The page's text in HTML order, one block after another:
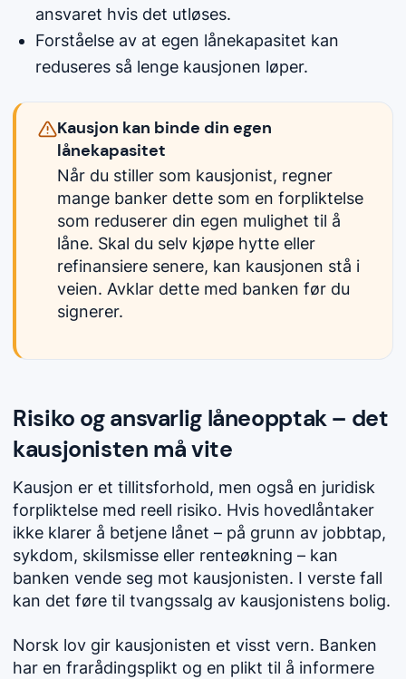
ansvaret hvis det utløses.
Forståelse av at egen lånekapasitet kan
reduseres så lenge kausjonen løper.
Kausjon kan binde din egen
lånekapasitet
Når du stiller som kausjonist, regner
mange banker dette som en forpliktelse
som reduserer din egen mulighet til å
låne. Skal du selv kjøpe hytte eller
refinansiere senere, kan kausjonen stå i
veien. Avklar dette med banken før du
signerer.
Risiko og ansvarlig låneopptak – det
kausjonisten må vite
Kausjon er et tillitsforhold, men også en juridisk
forpliktelse med reell risiko. Hvis hovedlåntaker
ikke klarer å betjene lånet – på grunn av jobbtap,
sykdom, skilsmisse eller renteøkning – kan
banken vende seg mot kausjonisten. I verste fall
kan det føre til tvangssalg av kausjonistens bolig.
Norsk lov gir kausjonisten et visst vern. Banken
har en frarådingsplikt og en plikt til å informere